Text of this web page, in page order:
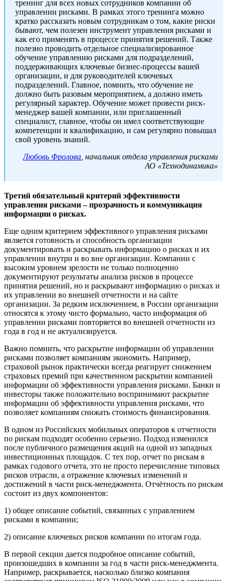
тренинг для всех новых сотрудников компании об
управлении рисками. В рамках этого тренинга можно
кратко рассказать новым сотрудникам о том, какие риски
бывают, чем полезен инструмент управления рисками и
как его применять в процессе принятия решений. Также
полезно проводить отдельное специализированное
обучение управлению рисками для подразделений,
поддерживающих ключевые бизнес-процессы вашей
организации, и для руководителей ключевых
подразделений. Главное, помнить, что обучение не
должно быть разовым мероприятием, а должно иметь
регулярный характер. Обучение может провести риск-
менеджер вашей компании, или приглашенный
специалист, главное, чтобы он имел соответствующие
компетенции и квалификацию, и сам регулярно повышал
свой уровень знаний.
Любовь Фролова , начальник отдела управления рисками
АО «Технодинамика»
Третий обязательный критерий эффективности
управления рисками – прозрачность и коммуникация
информации о рисках.
Еще одним критерием эффективного управления рисками
является готовность и способность организации
документировать и раскрывать информацию о рисках и их
управлении внутри и во вне организации. Компании с
высоким уровнем зрелости не только полноценно
документируют результаты анализа рисков в процессе
принятия решений, но и раскрывают информацию о рисках и
их управлении во внешней отчетности и на сайте
организации. За редким исключением, в России организации
относятся к этому чисто формально, часто информация об
управлении рисками повторяется во внешней отчетности из
года в год и не актуализируется.
Важно помнить, что раскрытие информации об управлении
рисками позволяет компаниям экономить. Например,
страховой рынок практически всегда реагирует снижением
страховых премий при качественном раскрытии компанией
информации об эффективности управления рисками. Банки и
инвесторы также положительно воспринимают раскрытие
информации об эффективности управления рисками, что
позволяет компаниям снижать стоимость финансирования.
В одном из Российских мобильных операторов к отчетности
по рискам подходят особенно серьезно. Подход изменился
после публичного размещения акций на одной из западных
инвестиционных площадок. С тех пор, отчет по рискам в
рамках годового отчета, это не просто перечисление типовых
рисков отрасли, а отражение ключевых изменений и
достижений в части риск-менеджмента. Отчётность по рискам
состоит из двух компонентов:
1) общее описание событий, связанных с управлением
рисками в компании;
2) описание ключевых рисков компании по итогам года.
В первой секции дается подробное описание событий,
произошедших в компании за год в части риск-менеджмента.
Например, раскрывается, насколько близко компания